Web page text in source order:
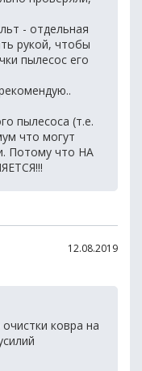
- отдельная
рукой, чтобы
пылесос его
пылесоса (т.е.
что могут
Потому что НА
12.08.2019
ковра на